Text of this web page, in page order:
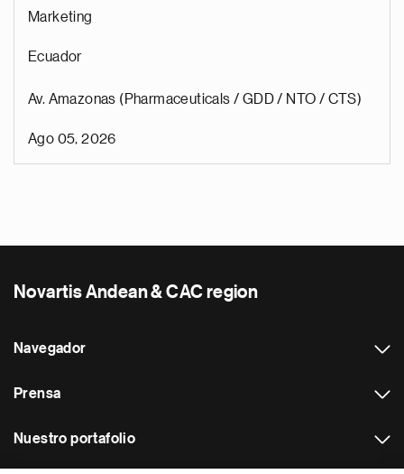
Marketing
Ecuador
Av. Amazonas (Pharmaceuticals / GDD / NTO / CTS)
Ago 05, 2026
Novartis Andean & CAC region
Navegador
Prensa
Nuestro portafolio